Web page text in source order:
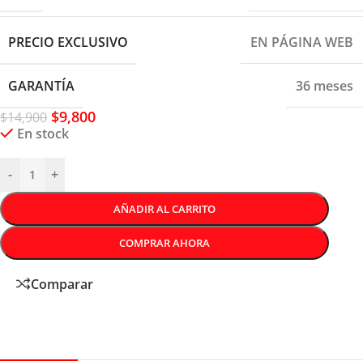
PRECIO EXCLUSIVO EN PÁGINA WEB
GARANTÍA
36 meses
$14,900 $9,800
En stock
- +
AÑADIR AL CARRITO
COMPRAR AHORA
Comparar